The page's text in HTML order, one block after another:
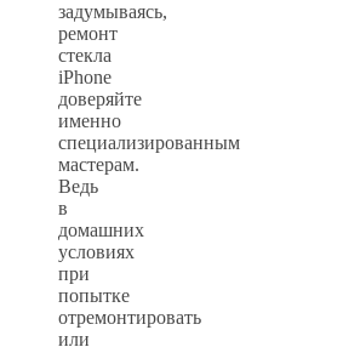
задумываясь,
ремонт
стекла
iPhone
доверяйте
именно
специализированным
мастерам.
Ведь
в
домашних
условиях
при
попытке
отремонтировать
или